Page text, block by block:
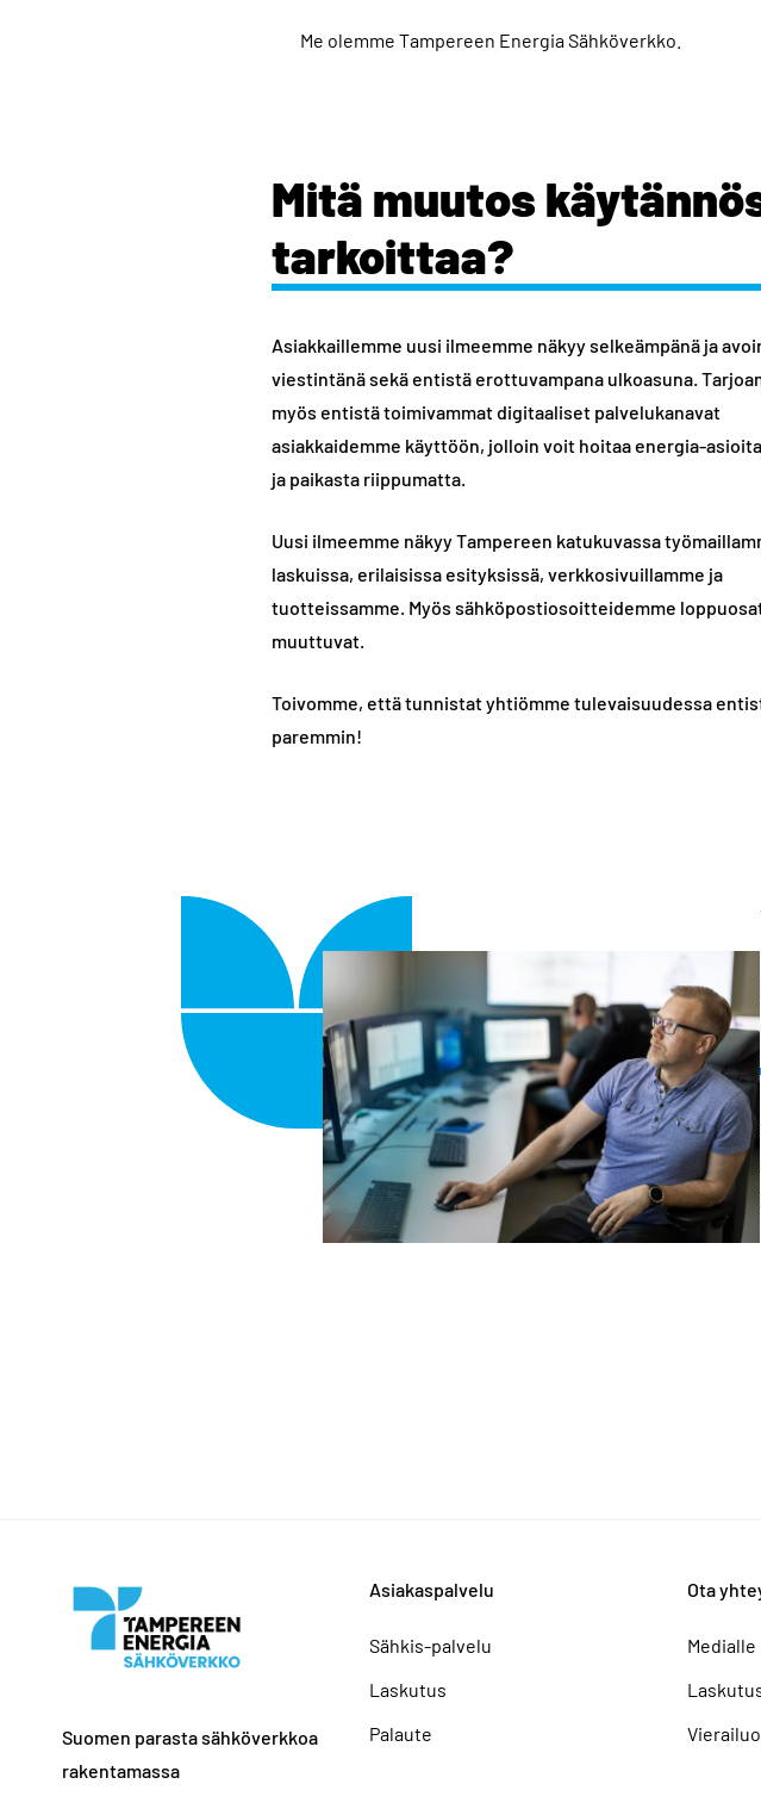
Me olemme Tampereen Energia Sähköverkko.
Mitä muutos
tarkoittaa?
Asiakkaillemme uusi ilmeemme näkyy selkeämpänä ja
viestintänä sekä entistä erottuvampana ulkoasuna.
myös entistä toimivammat digitaaliset palvelukanavat
asiakkaidemme käyttöön, jolloin voit hoitaa energia-
ja paikasta riippumatta.
Uusi ilmeemme näkyy Tampereen katukuvassa
laskuissa, erilaisissa esityksissä, verkkosivuillamme ja
tuotteissamme. Myös sähköpostiosoitteidemme
muuttuvat.
Toivomme, että tunnistat yhtiömme tulevaisuudessa
paremmin!
Suomen parasta sähköverkkoa
rakentamassa
Asiakaspalvelu
Sähkis-palvelu
Laskutus
Palaute
Ota
Medialle